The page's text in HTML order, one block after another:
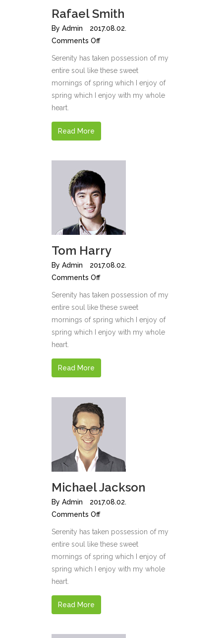
Rafael Smith
By Admin
2017.08.02.
Comments Off
Serenity has taken possession of my
entire soul like these sweet
mornings of spring which I enjoy of
spring which I enjoy with my whole
heart.
Read More
Tom Harry
By Admin
2017.08.02.
Comments Off
Serenity has taken possession of my
entire soul like these sweet
mornings of spring which I enjoy of
spring which I enjoy with my whole
heart.
Read More
Michael Jackson
By Admin
2017.08.02.
Comments Off
Serenity has taken possession of my
entire soul like these sweet
mornings of spring which I enjoy of
spring which I enjoy with my whole
heart.
Read More